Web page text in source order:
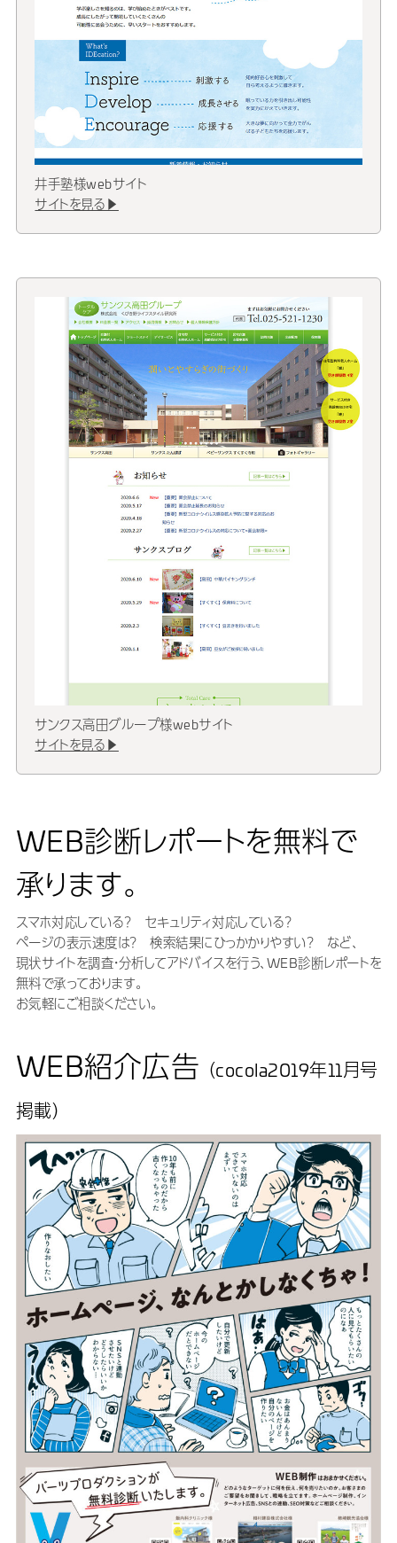
井手塾様webサイト
サイトを見る▶
サンクス高田グループ様webサイト
サイトを見る▶
WEB診断レポートを無料で
承ります。
スマホ対応している？ セキュリティ対応している？
ページの表示速度は？ 検索結果にひっかかりやすい？ など、
現状サイトを調査・分析してアドバイスを行う、WEB診断レポートを
無料で承っております。
お気軽にご相談ください。
WEB紹介広告 （cocola2019年11月号
掲載）